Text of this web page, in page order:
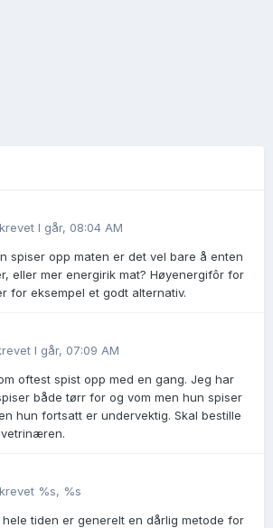
I går, 08:04 AM
spiser opp maten er det vel bare å enten
eller mer energirik mat? Høyenergifôr for
for eksempel et godt alternativ.
I går, 07:09 AM
oftest spist opp med en gang. Jeg har
både tørr for og vom men hun spiser
hun fortsatt er undervektig. Skal bestille
%s, %s
hele tiden er generelt en dårlig metode for